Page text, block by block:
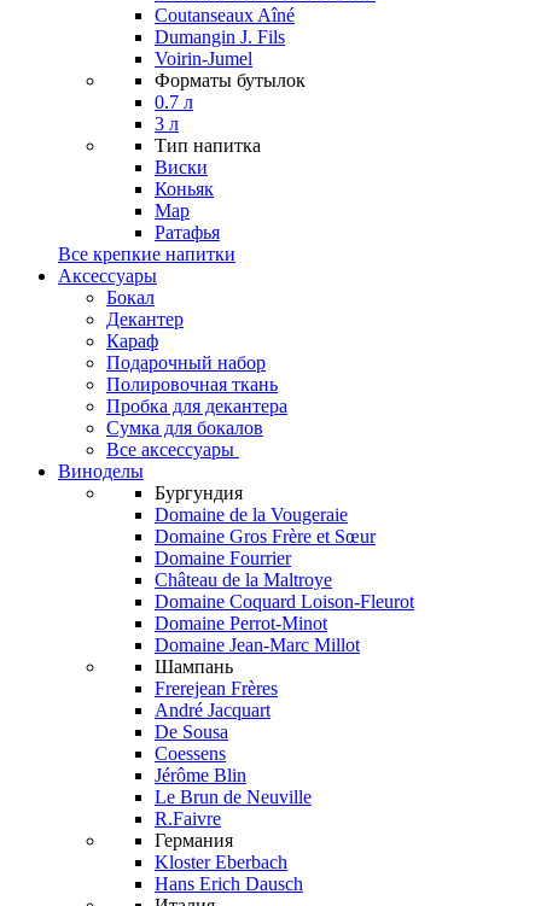
Coutanseaux Aîné
Dumangin J. Fils
Voirin-Jumel
Форматы бутылок
0.7 л
3 л
Тип напитка
Виски
Коньяк
Мар
Ратафья
Все крепкие напитки
Аксессуары
Бокал
Декантер
Караф
Подарочный набор
Полировочная ткань
Пробка для декантера
Сумка для бокалов
Все аксессуары
Виноделы
Бургундия
Domaine de la Vougeraie
Domaine Gros Frère et Sœur
Domaine Fourrier
Château de la Maltroye
Domaine Coquard Loison-Fleurot
Domaine Perrot-Minot
Domaine Jean-Marc Millot
Шампань
Frerejean Frères
André Jacquart
De Sousa
Coessens
Jérôme Blin
Le Brun de Neuville
R.Faivre
Германия
Kloster Eberbach
Hans Erich Dausch